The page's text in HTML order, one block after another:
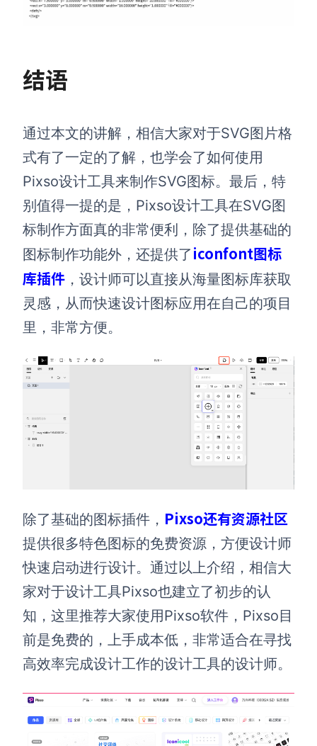
结语
通过本文的讲解，相信大家对于SVG图片格
式有了一定的了解，也学会了如何使用
Pixso设计工具来制作SVG图标。最后，特
别值得一提的是，Pixso设计工具在SVG图
标制作方面真的非常便利，除了提供基础的
图标制作功能外，还提供了 iconfont图标
库插件 ，设计师可以直接从海量图标库获取
灵感，从而快速设计图标应用在自己的项目
里，非常方便。
除了基础的图标插件， Pixso还有资源社区
提供很多特色图标的免费资源，方便设计师
快速启动进行设计。通过以上介绍，相信大
家对于设计工具Pixso也建立了初步的认
知，这里推荐大家使用Pixso软件，Pixso目
前是免费的，上手成本低，非常适合在寻找
高效率完成设计工作的设计工具的设计师。